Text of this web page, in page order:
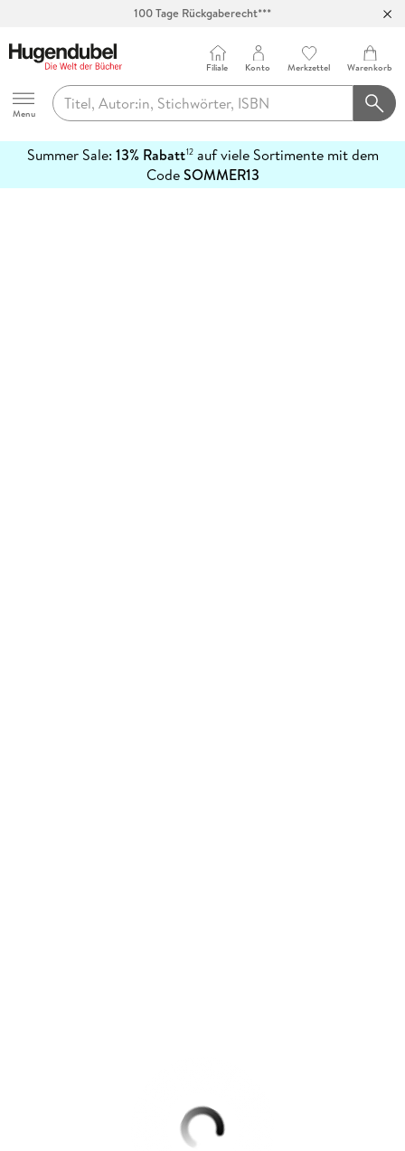
100 Tage Rückgaberecht***
Hugendubel
Menu
Filiale Konto Merkzettel Warenkorb
Summer Sale: 13% Rabatt12auf viele Sortimente mit dem
CodeSOMMER13
erfahren